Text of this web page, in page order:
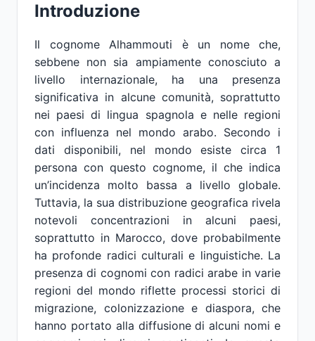
Introduzione
Il cognome Alhammouti è un nome che,
sebbene non sia ampiamente conosciuto a
livello internazionale, ha una presenza
significativa in alcune comunità, soprattutto
nei paesi di lingua spagnola e nelle regioni
con influenza nel mondo arabo. Secondo i
dati disponibili, nel mondo esiste circa 1
persona con questo cognome, il che indica
un’incidenza molto bassa a livello globale.
Tuttavia, la sua distribuzione geografica rivela
notevoli concentrazioni in alcuni paesi,
soprattutto in Marocco, dove probabilmente
ha profonde radici culturali e linguistiche. La
presenza di cognomi con radici arabe in varie
regioni del mondo riflette processi storici di
migrazione, colonizzazione e diaspora, che
hanno portato alla diffusione di alcuni nomi e